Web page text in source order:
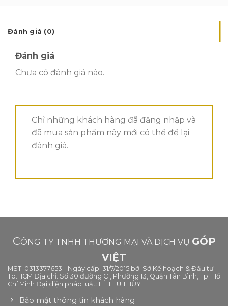
Đánh giá (0)
Đánh giá
Chưa có đánh giá nào.
Chỉ những khách hàng đã đăng nhập và
đã mua sản phẩm này mới có thể để lại
đánh giá.
CÔNG TY TNHH THƯƠNG MẠI VÀ DỊCH VỤ GÓP
VIỆT
MST: 0313377653 - Ngày cấp: 31/7/2015 bởi Sở Kế hoạch & Đầu tư
Tp.HCM Địa chỉ: Số 30 đường C1, Phường 13, Quận Tân Bình, Tp. Hồ
Chí Minh Đại diện pháp luật: LÊ THU THỦY
Bảo mật thông tin khách hàng